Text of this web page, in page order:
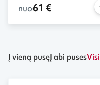
nuo61 €
Į vieną pusęĮ abi pusesVisi